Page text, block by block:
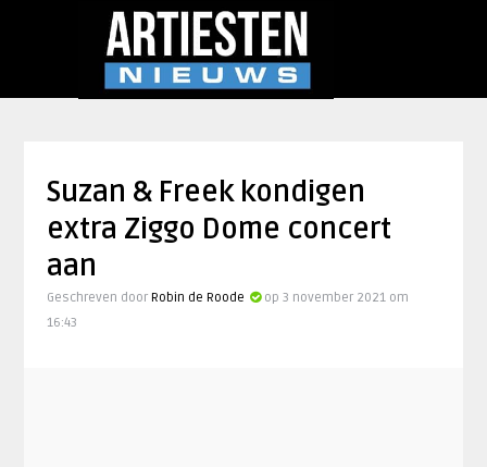
Suzan & Freek kondigen
extra Ziggo Dome concert
aan
Geschreven door Robin de Roode
op 3 november 2021 om
16:43